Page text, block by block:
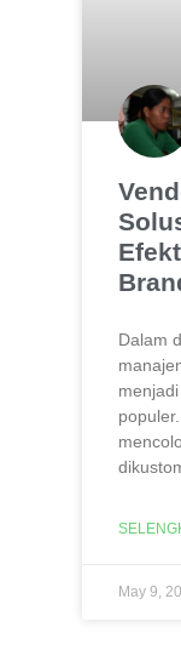
Dalam
May 9,